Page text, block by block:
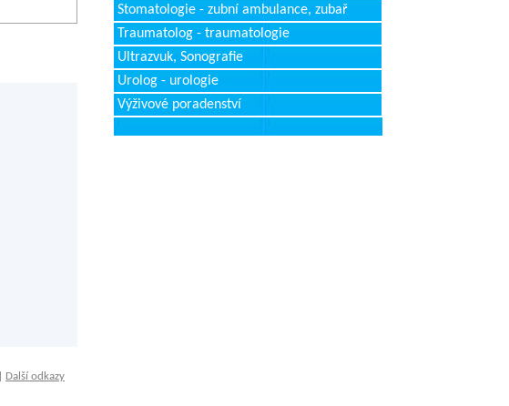
Stomatologie - zubní ambulance, zubař
Traumatolog - traumatologie
Ultrazvuk, Sonografie
Urolog - urologie
Výživové poradenství
Další odkazy